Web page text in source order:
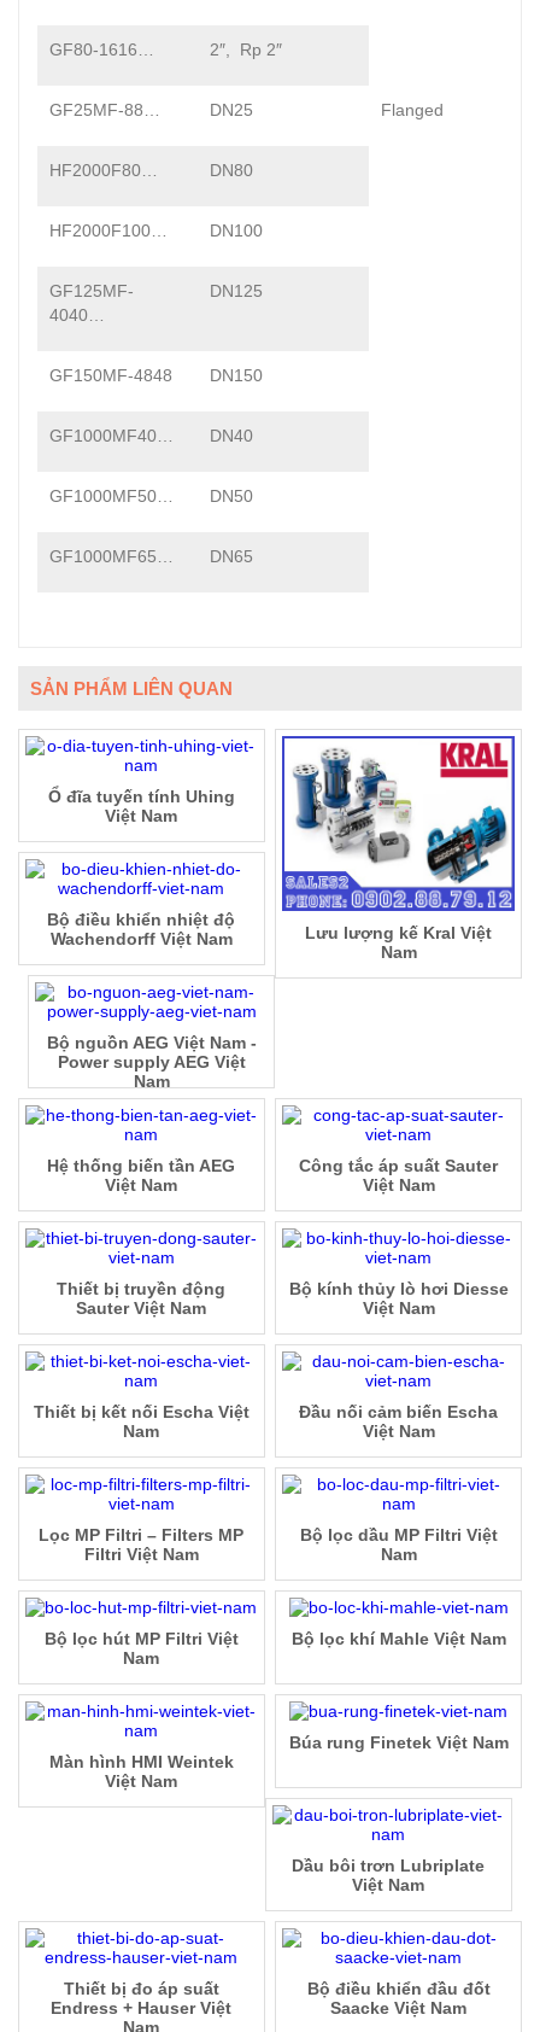
GF80-1616… 2″, Rp 2″
GF25MF-88… DN25 Flanged
HF2000F80… DN80
HF2000F100… DN100
GF125MF-
4040…
DN125
GF150MF-4848 DN150
GF1000MF40… DN40
GF1000MF50… DN50
GF1000MF65… DN65
SẢN PHẨM LIÊN QUAN
Ổ đĩa tuyến tính Uhing
Việt Nam
Lưu lượng kế Kral Việt
Nam
Bộ điều khiển nhiệt độ
Wachendorff Việt Nam
Bộ nguồn AEG Việt Nam -
Power supply AEG Việt
Nam
Hệ thống biến tần AEG
Việt Nam
Công tắc áp suất Sauter
Việt Nam
Thiết bị truyền động
Sauter Việt Nam
Bộ kính thủy lò hơi Diesse
Việt Nam
Thiết bị kết nối Escha Việt
Nam
Đầu nối cảm biến Escha
Việt Nam
Lọc MP Filtri – Filters MP
Filtri Việt Nam
Bộ lọc dầu MP Filtri Việt
Nam
Bộ lọc hút MP Filtri Việt
Nam
Bộ lọc khí Mahle Việt Nam
Màn hình HMI Weintek
Việt Nam
Búa rung Finetek Việt Nam
Dầu bôi trơn Lubriplate
Việt Nam
Bộ điều khiển đầu đốt
Saacke Việt Nam
Thiết bị đo áp suất
Endress + Hauser Việt
Nam